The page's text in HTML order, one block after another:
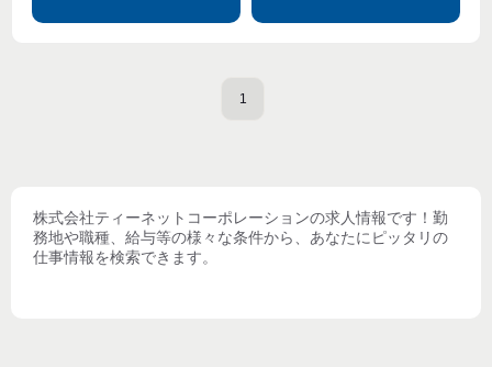
1
株式会社ティーネットコーポレーションの求人情報です！勤
務地や職種、給与等の様々な条件から、あなたにピッタリの
仕事情報を検索できます。